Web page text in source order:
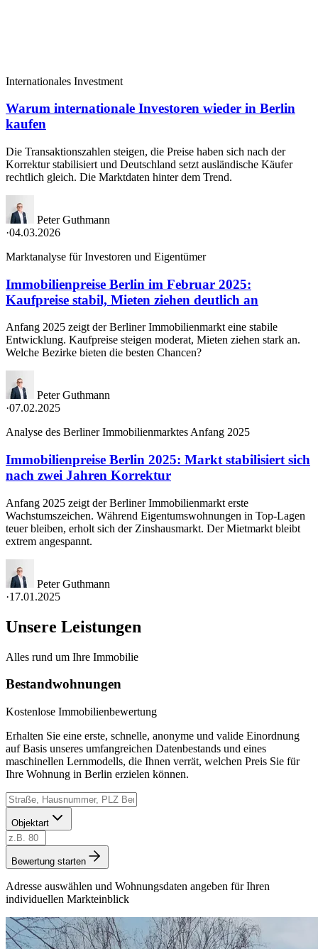
Internationales Investment
Warum internationale Investoren wieder in Berlin
kaufen
Die Transaktionszahlen steigen, die Preise haben sich nach der
Korrektur stabilisiert und Deutschland setzt ausländische Käufer
rechtlich gleich. Die Marktdaten hinter dem Trend.
Peter Guthmann
·04.03.2026
Marktanalyse für Investoren und Eigentümer
Immobilienpreise Berlin im Februar 2025:
Kaufpreise stabil, Mieten ziehen deutlich an
Anfang 2025 zeigt der Berliner Immobilienmarkt eine stabile
Entwicklung. Kaufpreise steigen moderat, Mieten ziehen stark an.
Welche Bezirke bieten die besten Chancen?
Peter Guthmann
·07.02.2025
Analyse des Berliner Immobilienmarktes Anfang 2025
Immobilienpreise Berlin 2025: Markt stabilisiert sich
nach zwei Jahren Korrektur
Anfang 2025 zeigt der Berliner Immobilienmarkt erste
Wachstumszeichen. Während Eigentumswohnungen in Top-Lagen
teuer bleiben, erholt sich der Zinshausmarkt. Der Mietmarkt bleibt
extrem angespannt.
Peter Guthmann
·17.01.2025
Unsere Leistungen
Alles rund um Ihre Immobilie
Bestandwohnungen
Kostenlose Immobilienbewertung
Erhalten Sie eine erste, schnelle, anonyme und valide Einordnung
auf Basis unseres umfangreichen Datenbestands und eines
maschinellen Lernmodells, die Ihnen verrät, welchen Preis Sie für
Ihre Wohnung in Berlin erzielen können.
Objektart
Bewertung starten
Adresse auswählen und Wohnungsdaten angeben für Ihren
individuellen Markteinblick